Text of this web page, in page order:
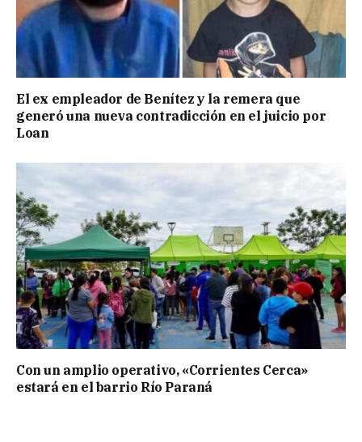
El ex empleador de Benítez y la remera que
generó una nueva contradicción en el juicio por
Loan
Con un amplio operativo, «Corrientes Cerca»
estará en el barrio Río Paraná